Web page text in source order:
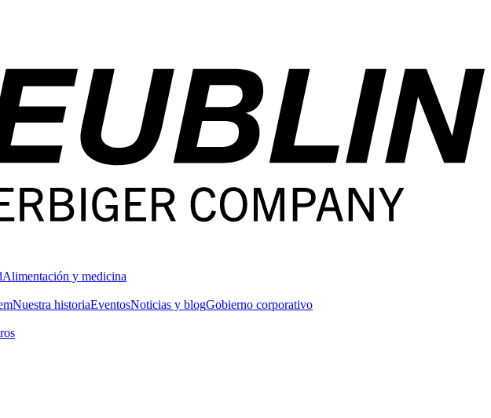
Alimentación y medicina
Nuestra historiaEventosNoticias y blogGobierno corporativo